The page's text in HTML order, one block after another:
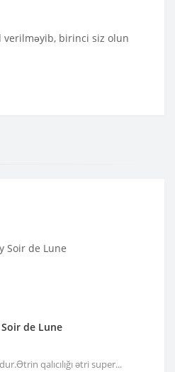
verilməyib, birinci siz olun
de Lune
qalıcılığı ətri super...